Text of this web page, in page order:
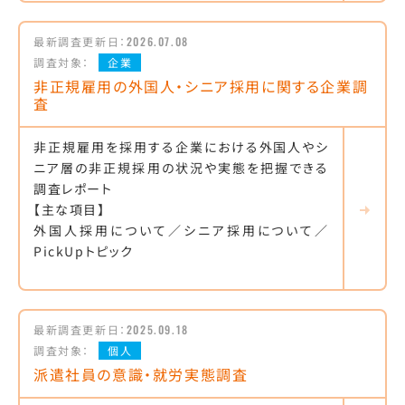
最新調査更新日： 2026.07.08
調査対象：
企業
非正規雇用の外国人・シニア採用に関する企業調
査
非正規雇用を採用する企業における外国人やシ
ニア層の非正規採用の状況や実態を把握できる
調査レポート
【主な項目】
外国人採用について／シニア採用について／
PickUpトピック
最新調査更新日： 2025.09.18
調査対象：
個人
派遣社員の意識・就労実態調査